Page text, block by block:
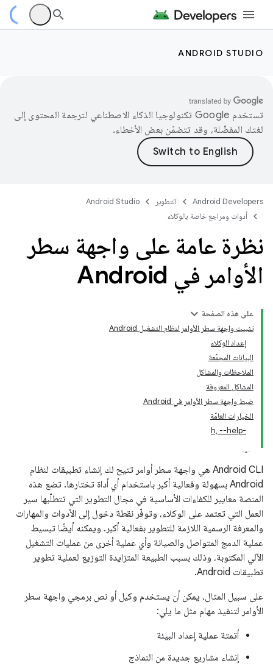
ANDROID STUDIO
تستخدم Google تكنولوجيا الذكاء الاصطناعي لترجمة المحتوى إلى
لغتك المفضّلة، وقد تتضمّن بعض الأخطاء.
Android Developers التطوير
Android Studio
أدوات ومراجع خاصة بالوكلاء
نظرة عامة على واجهة سطر
الأوامر في Android
على هذه الصفحة
تثبيت واجهة سطر الأوامر لنظام التشغيل Android
إعداد الوكلاء
البيانات المجمَّعة
الملاحظات والمشاكل
المشاكل المعروفة
ضبط واجهة سطر الأوامر في Android
الخيارات العامّة
-h, --help
‫Android CLI هي واجهة سطر أوامر تتيح لك إنشاء تطبيقات لنظام
Android بسهولة وفعالية أكبر باستخدام أي أداة تختارها. تضع هذه
المنصة معايير للكفاءات الأساسية في مجال التطوير التي تتطلّبها سير
العمل التي تعتمد على الوكلاء، وتوفّر نقطة دخول إلى الأدوات والمهارات
والمعرفة الرسمية اللازمة للتطوير بفعالية أكبر. ويمكنه أيضًا تبسيط
عملية الدمج المتواصل والصيانة وأي عملية أخرى من عمليات التشغيل
الآلي المكتوبة، وذلك بسبب الطبيعة المتزايدة التوزيع لعملية تطوير
تطبيقات Android.
على سبيل المثال، يمكن أن يستخدم وكيل أو نص برمجي واجهة سطر
الأوامر لتنفيذ مهام مثل ما يلي:
أتمتة عملية إعداد البيئة
إنشاء مشاريع جديدة من النماذج